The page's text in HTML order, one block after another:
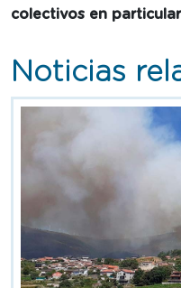
colectivos en particular
Noticias